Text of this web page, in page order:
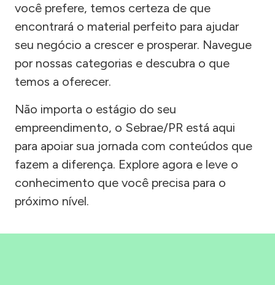
você prefere, temos certeza de que
encontrará o material perfeito para ajudar
seu negócio a crescer e prosperar. Navegue
por nossas categorias e descubra o que
temos a oferecer.
Não importa o estágio do seu
empreendimento, o Sebrae/PR está aqui
para apoiar sua jornada com conteúdos que
fazem a diferença. Explore agora e leve o
conhecimento que você precisa para o
próximo nível.